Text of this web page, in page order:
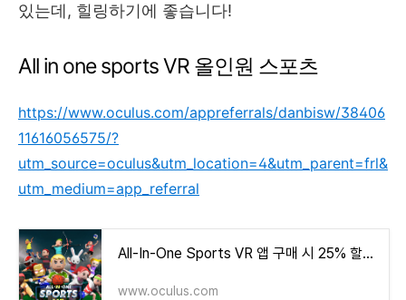
있는데, 힐링하기에 좋습니다!
All in one sports VR 올인원 스포츠
https://www.oculus.com/appreferrals/danbisw/38406
11616056575/?
utm_source=oculus&utm_location=4&utm_parent=frl&
utm_medium=app_referral
All-In-One Sports VR 앱 구매 시 25% 할인 | Meta Quest
www.oculus.com